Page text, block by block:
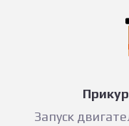
Запуск